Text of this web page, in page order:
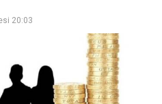
20:03